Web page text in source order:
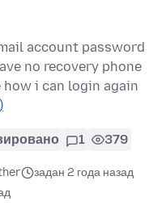
account password
no recovery phone
how i can login again
1 379
задан 2 года назад